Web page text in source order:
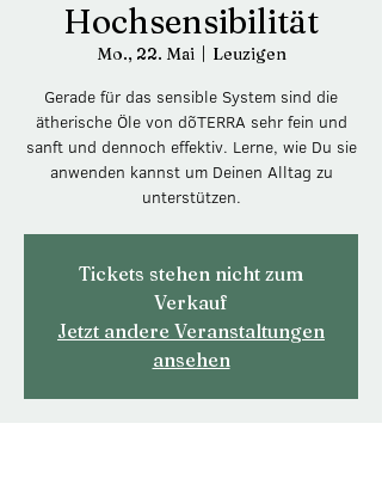
Hochsensibilität
Mo., 22. Mai
  |
Leuzigen
Gerade für das sensible System sind die
ätherische Öle von dõTERRA sehr fein und
sanft und dennoch effektiv. Lerne, wie Du sie
anwenden kannst um Deinen Alltag zu
unterstützen.
Tickets stehen nicht zum
Verkauf
Jetzt andere Veranstaltungen
ansehen